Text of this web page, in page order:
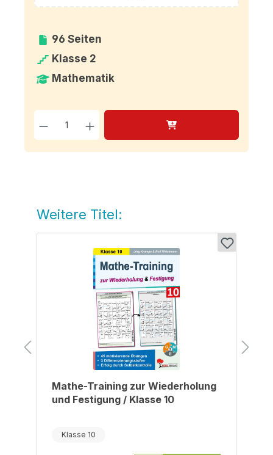
96 Seiten
Klasse 2
Mathematik
Produkt Anzahl: Gib den
Produktgalerie überspringen
Weitere Titel:
Mathe-Training zur Wiederholung
und Festigung / Klasse 10
Klasse 10